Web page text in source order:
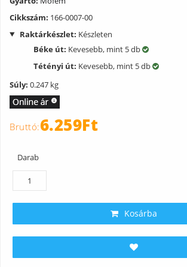
Cikkszám: 166-0007-00
Raktárkészlet: Készleten
Béke út: Kevesebb, mint 5 db
Tétényi út: Kevesebb, mint 5 db
Súly: 0.247 kg
6.259Ft
Darab
Kosárba